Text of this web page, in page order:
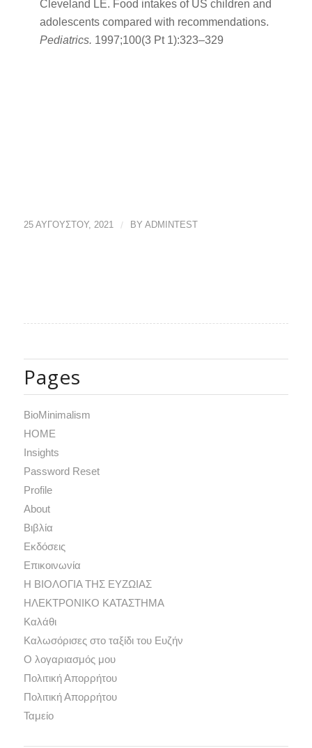
Cleveland LE. Food intakes of US children and
adolescents compared with recommendations.
Pediatrics. 1997;100(3 Pt 1):323–329
25 ΑΥΓΟΎΣΤΟΥ, 2021 / BY ADMINTEST
Pages
BioMinimalism
HOME
Insights
Password Reset
Profile
Αbout
Βιβλία
Εκδόσεις
Επικοινωνία
Η ΒΙΟΛΟΓΙΑ ΤΗΣ ΕΥΖΩΙΑΣ
ΗΛΕΚΤΡΟΝΙΚΟ ΚΑΤΑΣΤΗΜΑ
Καλάθι
Καλωσόρισες στο ταξίδι του Ευζήν
Ο λογαριασμός μου
Πολιτική Απορρήτου
Πολιτική Απορρήτου
Ταμείο